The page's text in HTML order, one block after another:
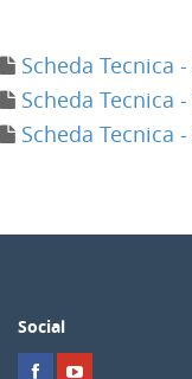
Scheda Tecnica
Scheda Tecnica
Scheda Tecnica
Social